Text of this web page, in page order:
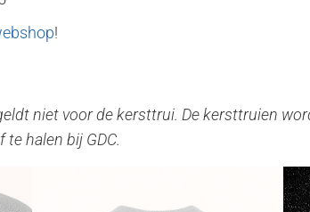
!
niet voor de kersttrui. De kersttruien
halen bij GDC.